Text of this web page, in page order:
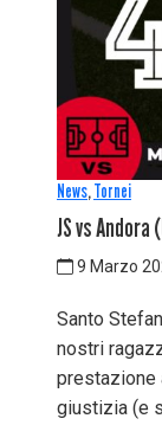
News,Tornei
JS vs Andora
9 Marzo
Santo
nostri
prestazione
giustizia (e